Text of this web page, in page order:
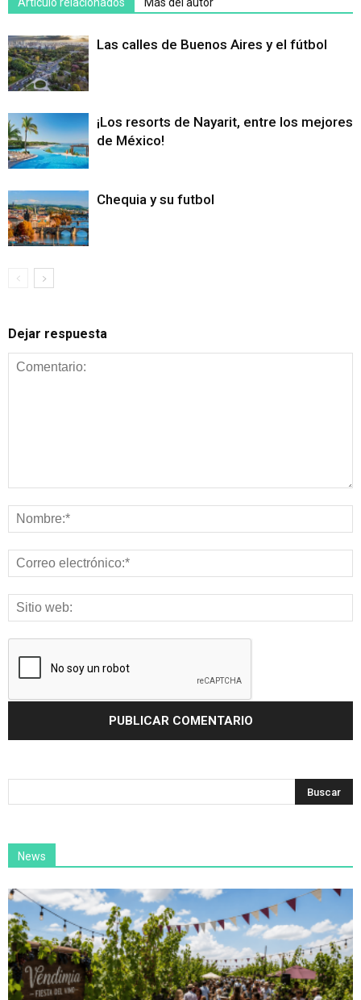
Artículo relacionados Más del autor
Las calles de Buenos Aires y el fútbol
¡Los resorts de Nayarit, entre los mejores
de México!
Chequia y su futbol
Dejar respuesta
News